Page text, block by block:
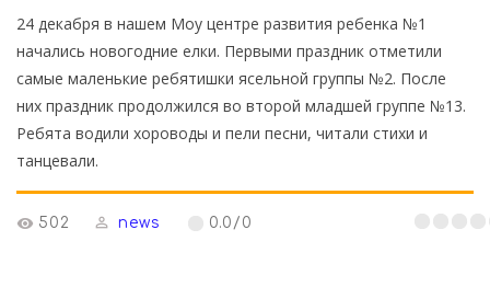
24 декабря в нашем Моу центре развития ребенка №1
начались новогодние елки. Первыми праздник отметили
самые маленькие ребятишки ясельной группы №2. После
них праздник продолжился во второй младшей группе №13.
Ребята водили хороводы и пели песни, читали стихи и
танцевали.
502 news 0.0 / 0